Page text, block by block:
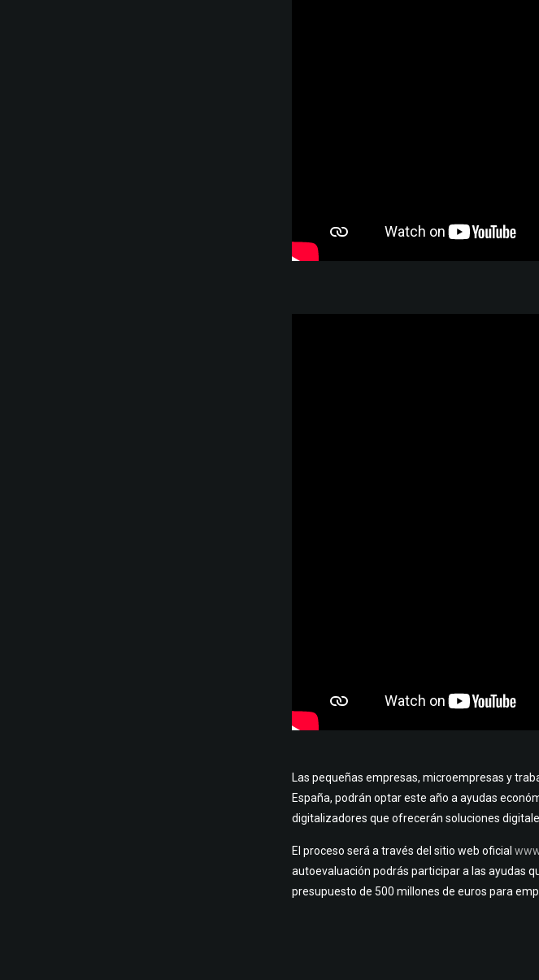
Las pequeñas empresas, microempresas y
España, podrán optar este año a ayudas
digitalizadores que ofrecerán soluciones
El proceso será a través del sitio web oficial
autoevaluación podrás participar a las ayudas
presupuesto de 500 millones de euros para